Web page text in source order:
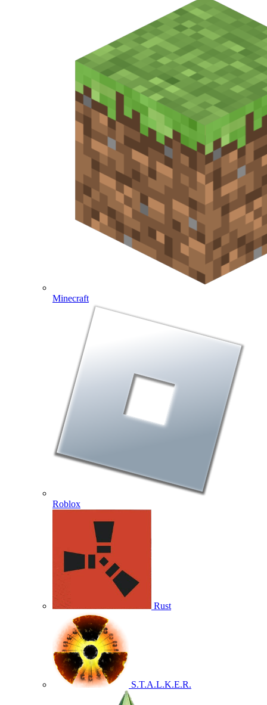
Minecraft
Roblox
Rust
S.T.A.L.K.E.R.